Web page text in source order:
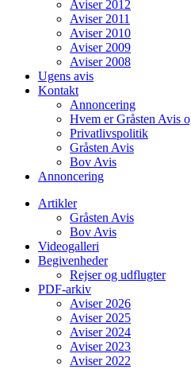
Aviser 2012
Aviser 2011
Aviser 2010
Aviser 2009
Aviser 2008
Ugens avis
Kontakt
Annoncering
Hvem er Gråsten Avis
Privatlivspolitik
Gråsten Avis
Bov Avis
Annoncering
Artikler
Gråsten Avis
Bov Avis
Videogalleri
Begivenheder
Rejser og udflugter
PDF-arkiv
Aviser 2026
Aviser 2025
Aviser 2024
Aviser 2023
Aviser 2022